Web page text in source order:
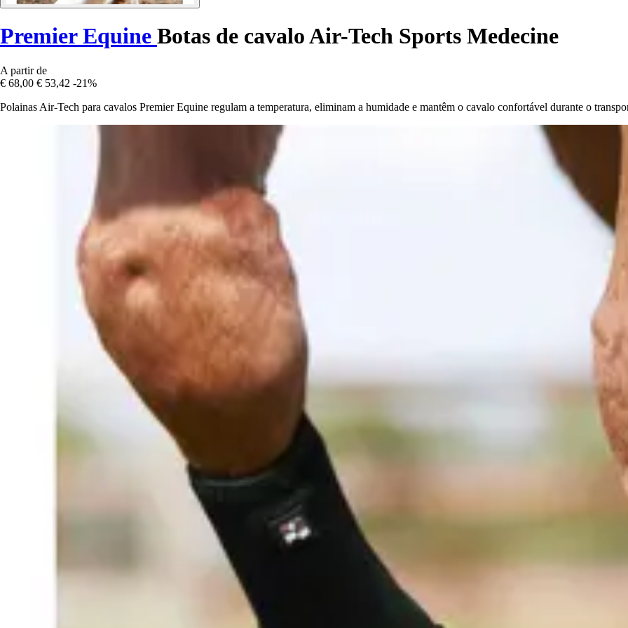
Premier Equine Botas de cavalo Air-Tech Sports Medecine
A partir de
€ 68,00 € 53,42 -21%
Polainas Air-Tech para cavalos Premier Equine regulam a temperatura, eliminam a humidade e mantêm o cavalo confortável durante o